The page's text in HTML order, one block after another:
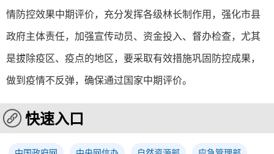
情防控效果中期评价，充分发挥各级林长制作用，强化市县
政府主体责任，加强宣传动员、资金投入、督办检查，尤其
是拔除疫区、疫点的地区，要采取有效措施巩固防控成果，
做到疫情不反弹，确保通过国家中期评价。
快速入口